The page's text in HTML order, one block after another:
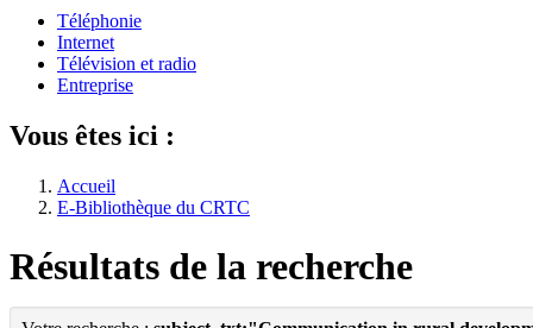
Téléphonie
Internet
Télévision et radio
Entreprise
Vous êtes ici :
Accueil
E-Bibliothèque du CRTC
Résultats de la recherche